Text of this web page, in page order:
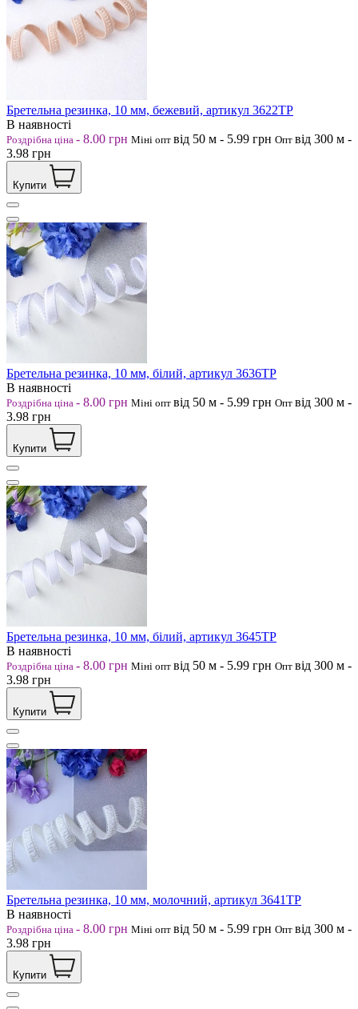
Бретельна резинка, 10 мм, бежевий, артикул 3622ТР
В наявності
Роздрібна ціна - 8.00 грн Міні опт від 50 м - 5.99 грн Опт від 300 м -
3.98 грн
Купити
Бретельна резинка, 10 мм, білий, артикул 3636ТР
В наявності
Роздрібна ціна - 8.00 грн Міні опт від 50 м - 5.99 грн Опт від 300 м -
3.98 грн
Купити
Бретельна резинка, 10 мм, білий, артикул 3645ТР
В наявності
Роздрібна ціна - 8.00 грн Міні опт від 50 м - 5.99 грн Опт від 300 м -
3.98 грн
Купити
Бретельна резинка, 10 мм, молочний, артикул 3641ТР
В наявності
Роздрібна ціна - 8.00 грн Міні опт від 50 м - 5.99 грн Опт від 300 м -
3.98 грн
Купити